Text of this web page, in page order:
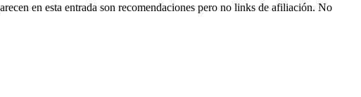
en esta entrada son recomendaciones pero no links de afiliación. No